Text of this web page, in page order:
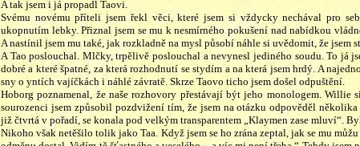
A tak jsem i já propadl Taovi.
Svému novému příteli jsem řekl věci, které jsem si vždycky nechával pro
ukopnutím lebky. Přiznal jsem se mu k nesmírného pokušení nad nabídkou
A nastínil jsem mu také, jak rozkladně na mysl působí náhle si uvědomit, že jsem
A Tao poslouchal. Mlčky, trpělivě poslouchal a nevynesl jediného soudu. To já
dobré a které špatné, za která rozhodnutí se stydím a na která jsem hrdý. A
sny o yntích vajíčkách i náhlé závratě. Skrze Taovo ticho jsem došel odpuštění.
Hoborg poznamenal, že naše rozhovory přestávají být jeho monologem. Willie
sourozenci jsem způsobil pozdvižení tím, že jsem na otázku odpověděl
již čtvrtá v pořadí, se konala pod velkým transparentem „Klaymen zase mluví“.
Nikoho však netěšilo tolik jako Taa. Když jsem se ho zrána zeptal, jak se mu